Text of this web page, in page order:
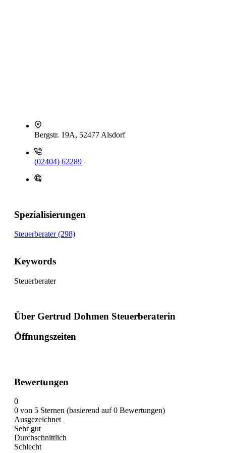
Bergstr. 19A, 52477 Alsdorf
(02404) 62289
Spezialisierungen
Steuerberater (298)
Keywords
Steuerberater
Über Gertrud Dohmen Steuerberaterin
Öffnungszeiten
Bewertungen
0
0 von 5 Sternen (basierend auf 0 Bewertungen)
Ausgezeichnet
Sehr gut
Durchschnittlich
Schlecht